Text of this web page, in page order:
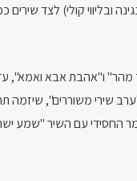
ובליווי קולי) לצד
מהר" ו"אהבת אבא ואמא",
לוי את "שתי אחיות" וחוה אלברשטיין את "ליידי גודייבא". פיק עצמו, מתוך רצון להשתלב
החסידי עם השיר "שמע